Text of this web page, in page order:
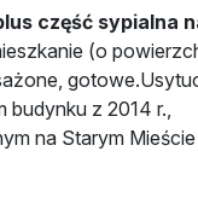
część sypialna
(o
budynku z 2014 r.,
na Starym